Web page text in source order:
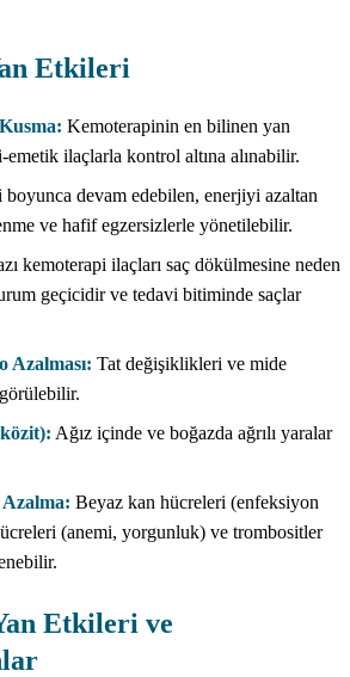
Etkileri
Kemoterapinin en bilinen yan
ilaçlarla kontrol altına alınabilir.
boyunca devam edebilen, enerjiyi azaltan
ve hafif egzersizlerle yönetilebilir.
kemoterapi ilaçları saç dökülmesine neden
geçicidir ve tedavi bitiminde saçlar
Azalması: Tat değişiklikleri ve mide
Ağız içinde ve boğazda ağrılı yaralar
Beyaz kan hücreleri (enfeksiyon
(anemi, yorgunluk) ve trombositler
Etkileri ve